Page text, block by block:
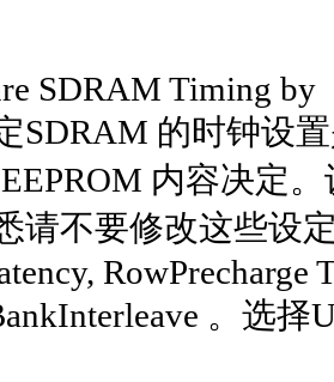
Timing by
的时钟设置
EEPROM 内容决定
请不要修改这些设
RowPrecharge
。选